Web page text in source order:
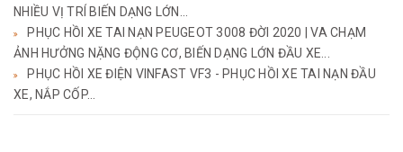
NHIỀU VỊ TRÍ BIẾN DẠNG LỚN...
PHỤC HỒI XE TAI NẠN PEUGEOT 3008 ĐỜI 2020 | VA CHẠM
ẢNH HƯỞNG NẶNG ĐỘNG CƠ, BIẾN DẠNG LỚN ĐẦU XE...
PHỤC HỒI XE ĐIỆN VINFAST VF3 - PHỤC HỒI XE TAI NẠN ĐẦU
XE, NẮP CỐP...